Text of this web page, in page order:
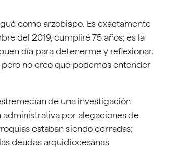
como arzobispo. Es exactamente
del 2019, cumpliré 75 años; es la
día para detenerme y reflexionar.
pero no creo que podemos entender
de una investigación
por alegaciones de
estaban siendo cerradas;
deudas arquidiocesanas